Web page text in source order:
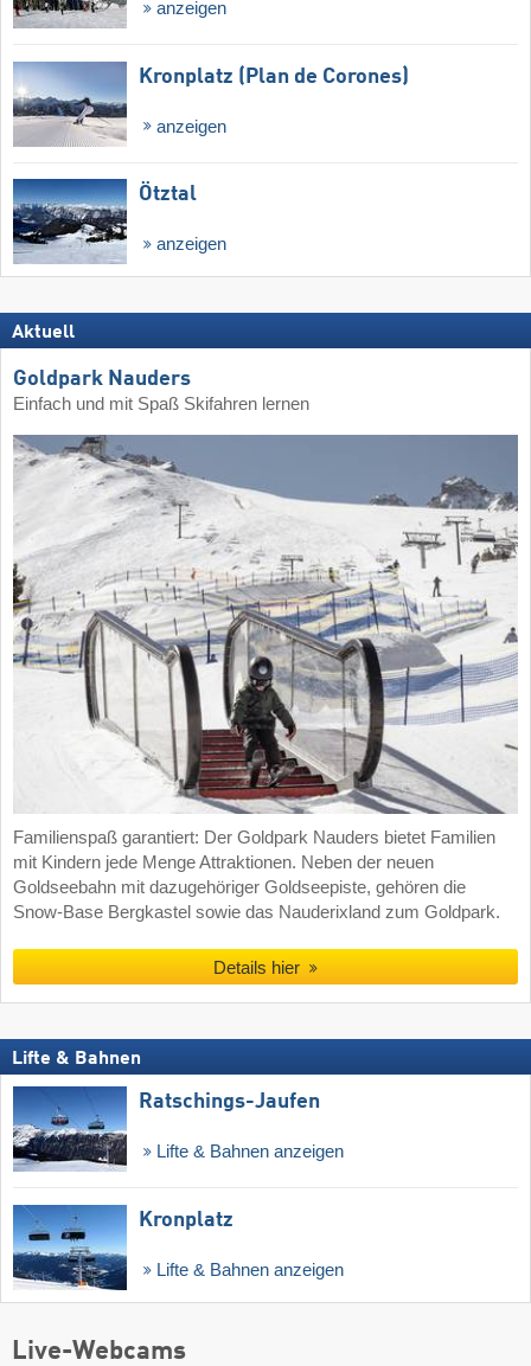
anzeigen
Kronplatz (Plan de Corones)
anzeigen
Ötztal
anzeigen
Aktuell
Goldpark Nauders
Einfach und mit Spaß Skifahren lernen
Familienspaß garantiert: Der Goldpark Nauders bietet Familien
mit Kindern jede Menge Attraktionen. Neben der neuen
Goldseebahn mit dazugehöriger Goldseepiste, gehören die
Snow-Base Bergkastel sowie das Nauderixland zum Goldpark.
Details hier
Lifte & Bahnen
Ratschings-Jaufen
Lifte & Bahnen anzeigen
Kronplatz
Lifte & Bahnen anzeigen
Live-Webcams